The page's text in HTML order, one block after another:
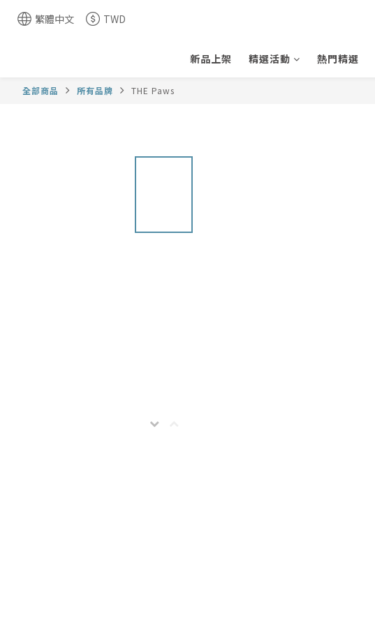
繁體中文 TWD
新品上架 精選活動 熱門精選
全部商品 所有品牌 THE Paws